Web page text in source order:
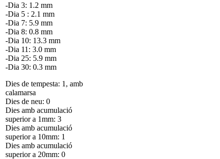
-Dia 3: 1.2 mm
-Dia 5 : 2.1 mm
-Dia 7: 5.9 mm
-Dia 8: 0.8 mm
-Dia 10: 13.3 mm
-Dia 11: 3.0 mm
-Dia 25: 5.9 mm
-Dia 30: 0.3 mm
Dies de tempesta: 1, amb
calamarsa
Dies de neu: 0
Dies amb acumulació
superior a 1mm: 3
Dies amb acumulació
superior a 10mm: 1
Dies amb acumulació
superior a 20mm: 0